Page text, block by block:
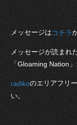
メッセージはコチラ
メッセージが読まれ
「Gloaming Nation
radikoのエリアフリ
い。